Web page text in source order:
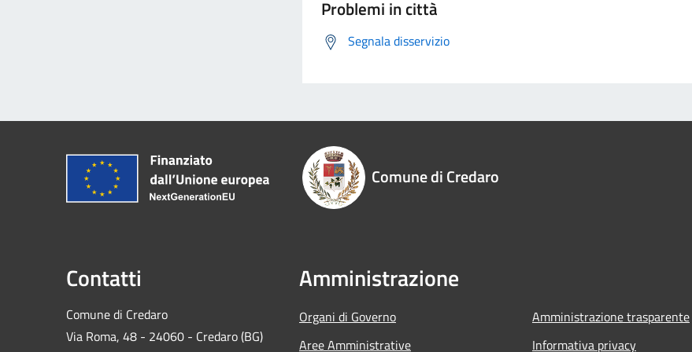
Problemi in città
Segnala disservizio
Comune di Credaro
Contatti
Comune di Credaro
Via Roma, 48 - 24060 - Credaro (BG)
Amministrazione
Organi di Governo
Aree Amministrative
Amministrazione trasparente
Informativa privacy